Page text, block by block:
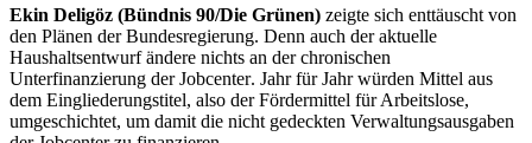
Ekin Deligöz (Bündnis 90/Die Grünen) zeigte sich enttäuscht von
den Plänen der Bundesregierung. Denn auch der aktuelle
Haushaltsentwurf ändere nichts an der chronischen
Unterfinanzierung derJobcenter. Jahr für Jahr würden Mittel aus
dem Eingliederungstitel, also der Fördermittel für Arbeitslose,
umgeschichtet, um damit die nicht gedeckten Verwaltungsausgaben